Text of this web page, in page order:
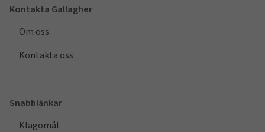
Kontakta Gallagher
Om oss
Kontakta oss
Snabblänkar
Klagomål